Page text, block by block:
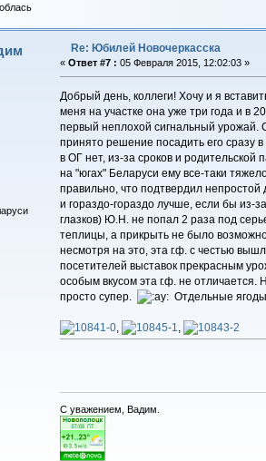
Re: Юбилей Новочеркасска
« Ответ #7 : 05 Февраля 2015, 12:02:03 »
Добрый день, коллеги! Хочу и я
меня на участке она уже три года и в
первый неплохой сигнальный урожай.
принято решение посадить его сразу в
в ОГ нет, из-за сроков и родительской
на "югах" Беларуси ему все-таки
правильно, что подтвердил непростой
и гораздо-гораздо лучше, если бы из-
глазков) Ю.Н. не попал 2 раза под
теплицы, а прикрыть не было
несмотря на это, эта г.ф. с честью
посетителей выставок прекрасным
особым вкусом эта г.ф. не
просто супер.
Отдельные ягоды
,
С уважением, Вадим.